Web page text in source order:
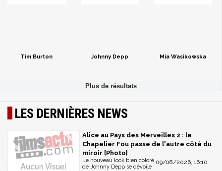
Tim Burton Johnny Depp Mia Wasikowska
LES DERNIÈRES NEWS
Alice au Pays des Merveilles 2 : le
Chapelier Fou passe de l'autre côté du
miroir [Photo]
09/08/2026, 16:10
Le nouveau look bien coloré
de Johnny Depp se dévoile